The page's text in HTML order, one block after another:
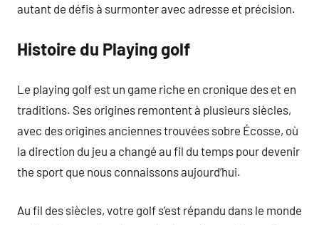
autant de défis à surmonter avec adresse et précision.
Histoire du Playing golf
Le playing golf est un game riche en cronique des et en
traditions. Ses origines remontent à plusieurs siècles,
avec des origines anciennes trouvées sobre Écosse, où
la direction du jeu a changé au fil du temps pour devenir
the sport que nous connaissons aujourd’hui.
Au fil des siècles, votre golf s’est répandu dans le monde